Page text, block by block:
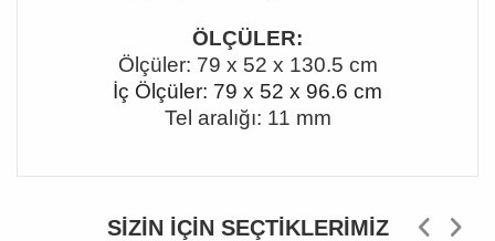
ÖLÇÜLER:
Ölçüler: 79 x 52 x 130.5 cm
İç Ölçüler: 79 x 52 x 96.6 cm
Tel aralığı: 11 mm
SIZIN İÇIN SEÇTIKLERIMIZ